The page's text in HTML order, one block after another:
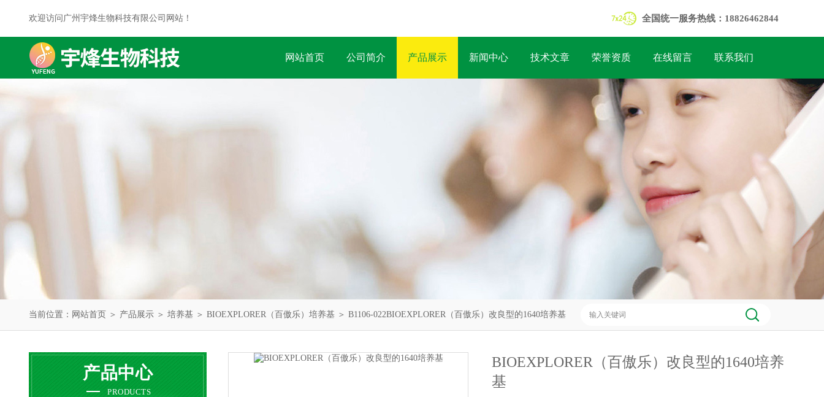
欢迎访问广州宇烽生物科技有限公司网站！ 全国统一服务热线：18826462844
网站首页 公司简介 产品展示 新闻中心 技术文章 荣誉资质 在线留言 联系我们
当前位置： 网站首页 ＞ 产品展示 ＞ 培养基 ＞ BIOEXPLORER（百傲乐）培养基 ＞ B1106-022BIOEXPLORER（百傲乐）改良型的1640培养基
产品中心
PRODUCTS
BIOEXPLORER（百傲乐）改良型的1640培养
基